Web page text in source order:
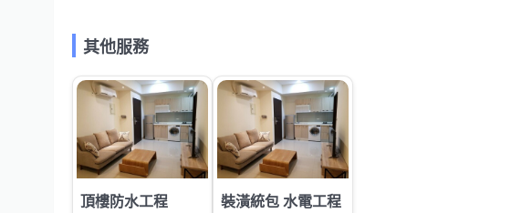
其他服務
頂樓防水工程 裝潢統包 水電工程